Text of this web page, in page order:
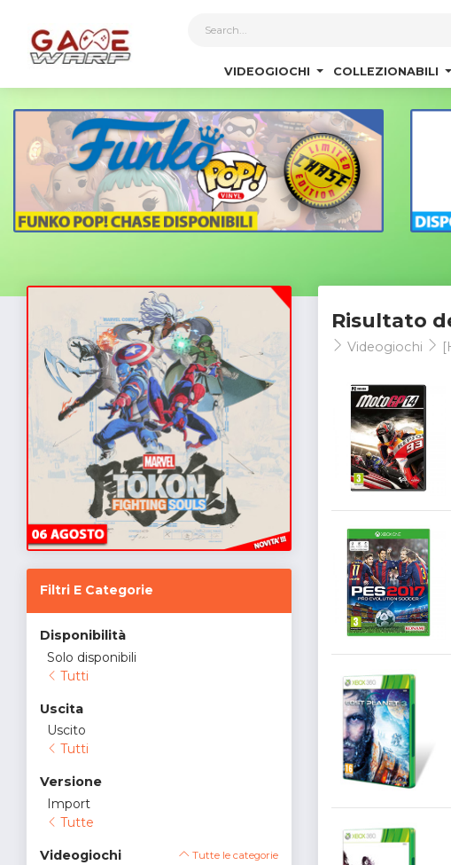
VIDEOGIOCHI COLLEZIONABILI
Filtri E Categorie
Disponibilità
Solo disponibili
Tutti
Uscita
Uscito
Tutti
Versione
Import
Tutte
Videogiochi Tutte le categorie
Risultato
Videogiochi